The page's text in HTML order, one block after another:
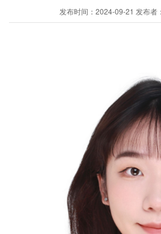
发布时间：2024-09-21 发布者